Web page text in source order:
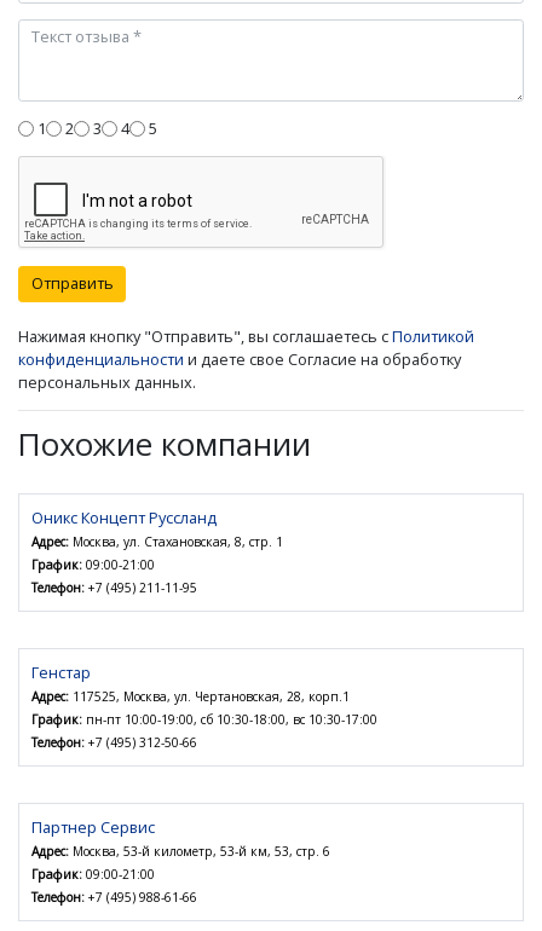
1 2 3 4 5
Отправить
Нажимая кнопку "Отправить", вы соглашаетесь сПолитикой
конфиденциальности и даете свое Согласие на обработку
персональных данных.
Похожие компании
Оникс Концепт Руссланд
Адрес: Москва, ул. Стахановская, 8, стр. 1
График: 09:00-21:00
Телефон: +7 (495) 211-11-95
Генстар
Адрес: 117525, Москва, ул. Чертановская, 28, корп.1
График: пн-пт 10:00-19:00, сб 10:30-18:00, вс 10:30-17:00
Телефон: +7 (495) 312-50-66
Партнер Сервис
Адрес: Москва, 53-й километр, 53-й км, 53, стр. 6
График: 09:00-21:00
Телефон: +7 (495) 988-61-66